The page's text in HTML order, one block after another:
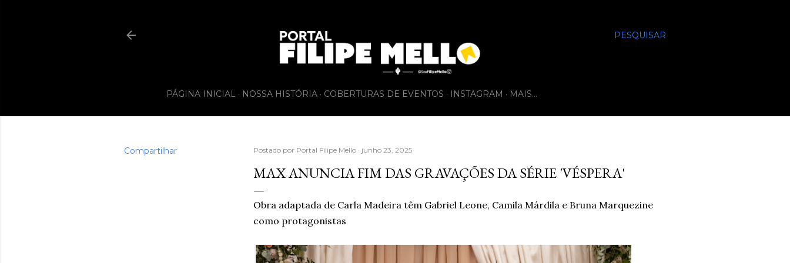
PESQUISAR
PÁGINA INICIAL NOSSA HISTÓRIA COBERTURAS DE EVENTOS INSTAGRAM MAIS…
Compartilhar Postado por Portal Filipe Mello junho 23, 2025
MAX ANUNCIA FIM DAS GRAVAÇÕES DA SÉRIE 'VÉSPERA'
Obra adaptada de Carla Madeira têm Gabriel Leone, Camila Márdila e Bruna Marquezine
como protagonistas